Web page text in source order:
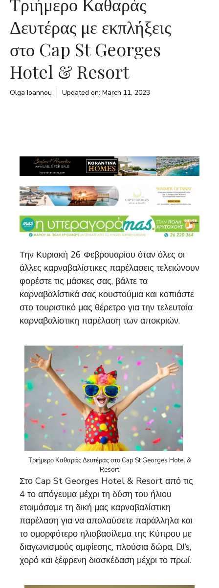
Δευτέρας με εκπλήξεις
στο Cap St Georges
Hotel & Resort
Olga Ioannou Updated on: March 11, 2023
Την Κυριακή 26 Φεβρουαρίου όταν όλες οι
άλλες καρναβαλίστικες παρέλασεις τελειώνουν
φορέστε τις μάσκες σας, βάλτε τα
καρναβαλίστικά σας κουστούμια και κοπιάστε
στο τουριστικό μας θέρετρο για την τελευταία
καρναβαλίστικη παρέλαση των αποκριών.
Τριήμερο Καθαράς Δευτέρας στο Cap St Georges Hotel &
Resort
Στο Cap St Georges Hotel & Resort από τις
4 το απόγευμα μέχρι τη δύση του ήλιου
ετοιμάσαμε τη δική μας καρναβαλίστικη
παρέλαση για να απολαύσετε παράλληλα και
το ομορφότερο ηλιοβασίλεμα της Κύπρου με
διαγωνισμούς αμφίεσης, πλούσια δώρα, DJ’s,
χορό και ξέφρενη διασκέδαση μέχρι το πρωί.